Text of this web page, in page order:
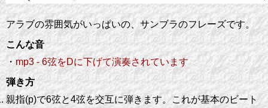
アラブの雰囲気がいっぱいの、サンブラのフレーズです。
こんな音
・mp3 - 6弦をDに下げて演奏されています
弾き方
親指(p)で6弦と4弦を交互に弾きます。これが基本のビート